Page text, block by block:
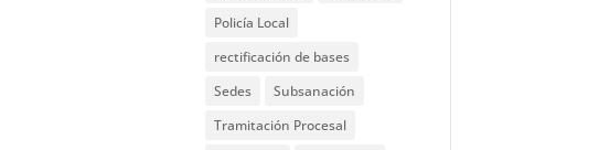
Policía Local
rectificación de bases
Sedes
Subsanación
Tramitación Procesal